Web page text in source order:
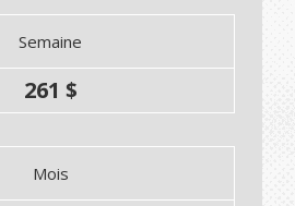
Semaine
261 $
Mois